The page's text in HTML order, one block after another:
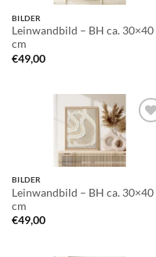
BILDER
Leinwandbild – BH ca. 30×40
cm
€49,00
Auf die
Wunschliste
BILDER
Leinwandbild – BH ca. 30×40
cm
€49,00